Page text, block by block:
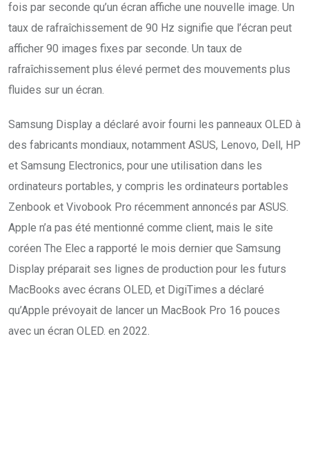
fois par seconde qu’un écran affiche une nouvelle image. Un
taux de rafraîchissement de 90 Hz signifie que l’écran peut
afficher 90 images fixes par seconde. Un taux de
rafraîchissement plus élevé permet des mouvements plus
fluides sur un écran.
Samsung Display a déclaré avoir fourni les panneaux OLED à
des fabricants mondiaux, notamment ASUS, Lenovo, Dell, HP
et Samsung Electronics, pour une utilisation dans les
ordinateurs portables, y compris les ordinateurs portables
Zenbook et Vivobook Pro récemment annoncés par ASUS.
Apple n’a pas été mentionné comme client, mais le site
coréen The Elec a rapporté le mois dernier que Samsung
Display préparait ses lignes de production pour les futurs
MacBooks avec écrans OLED, et DigiTimes a déclaré
qu’Apple prévoyait de lancer un MacBook Pro 16 pouces
avec un écran OLED. en 2022.